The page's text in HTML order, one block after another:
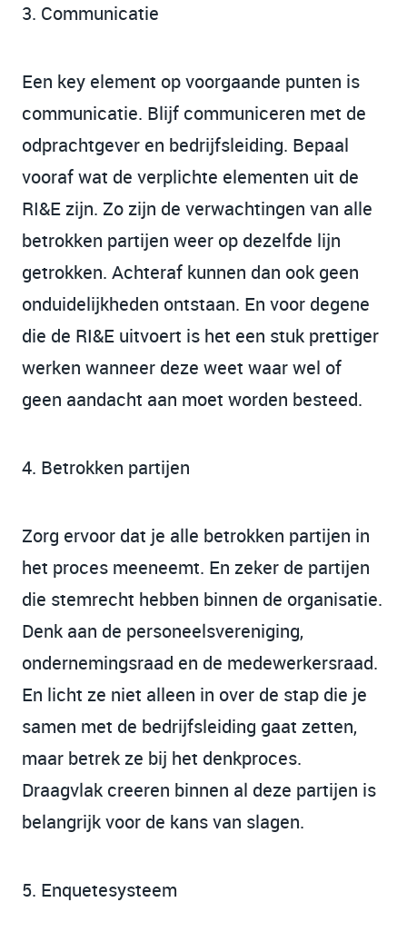
3. Communicatie
Een key element op voorgaande punten is
communicatie. Blijf communiceren met de
odprachtgever en bedrijfsleiding. Bepaal
vooraf wat de verplichte elementen uit de
RI&E zijn. Zo zijn de verwachtingen van alle
betrokken partijen weer op dezelfde lijn
getrokken. Achteraf kunnen dan ook geen
onduidelijkheden ontstaan. En voor degene
die de RI&E uitvoert is het een stuk prettiger
werken wanneer deze weet waar wel of
geen aandacht aan moet worden besteed.
4. Betrokken partijen
Zorg ervoor dat je alle betrokken partijen in
het proces meeneemt. En zeker de partijen
die stemrecht hebben binnen de organisatie.
Denk aan de personeelsvereniging,
ondernemingsraad en de medewerkersraad.
En licht ze niet alleen in over de stap die je
samen met de bedrijfsleiding gaat zetten,
maar betrek ze bij het denkproces.
Draagvlak creeren binnen al deze partijen is
belangrijk voor de kans van slagen.
5. Enquetesysteem